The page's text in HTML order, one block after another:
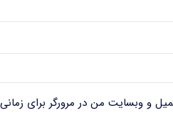
و وبسایت من در مرورگر برای